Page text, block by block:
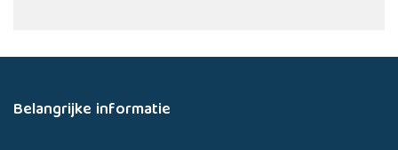
Belangrijke informatie